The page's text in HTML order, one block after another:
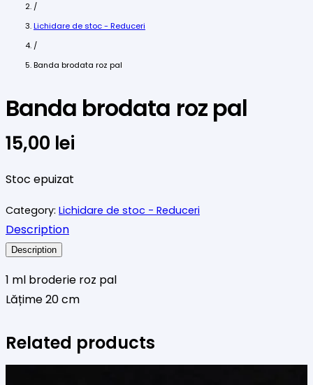
/
Lichidare de stoc - Reduceri
/
Banda brodata roz pal
Banda brodata roz pal
15,00 lei
Stoc epuizat
Category: Lichidare de stoc - Reduceri
Description
Description
1 ml broderie roz pal
Lățime 20 cm
Related products